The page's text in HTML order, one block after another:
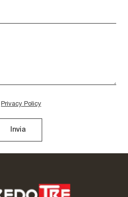
Privacy Policy
Invia